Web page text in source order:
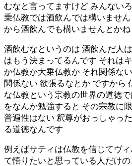
むなと言ってますけど みんない
乗仏教では酒飲んでは構いませ
から酒飲んでも構いませんとか
酒飲むなというのは 酒飲んだ人
はもう決まってるんです それは
か仏教か大乗仏教か それ関係な
関係ない 欲張るなとか ですから
な仏教という宗教の世界の道徳
をなんか勉強すると その宗教に
普遍性はない 釈尊がおっしゃっ
る道徳なんです
例えばサティは仏教を信じてヴ
て悟りたいと思っている人だけ